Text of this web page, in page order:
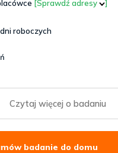
[Sprawdź adresy ]
roboczych
Czytaj więcej o badaniu
badanie do domu